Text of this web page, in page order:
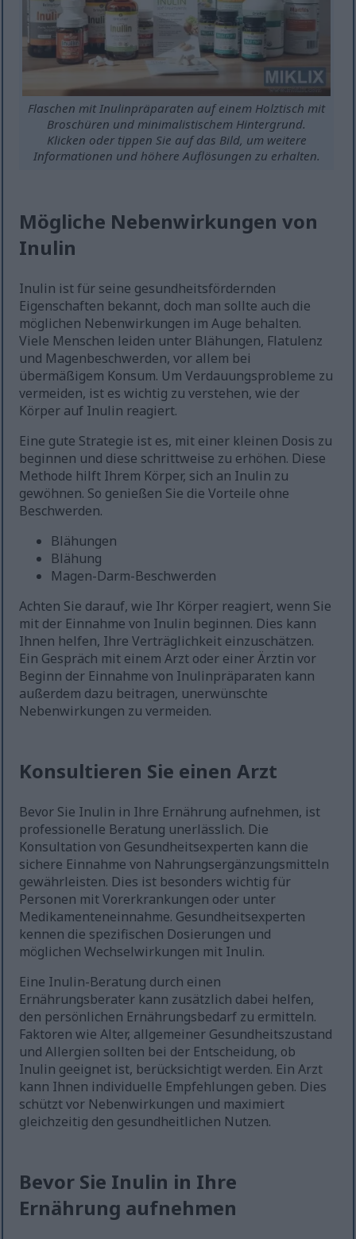
Flaschen mit Inulinpräparaten auf einem Holztisch mit
Broschüren und minimalistischem Hintergrund.
Klicken oder tippen Sie auf das Bild, um weitere
Informationen und höhere Auflösungen zu erhalten.
Mögliche Nebenwirkungen von
Inulin
Inulin ist für seine gesundheitsfördernden
Eigenschaften bekannt, doch man sollte auch die
möglichen Nebenwirkungen im Auge behalten.
Viele Menschen leiden unter Blähungen, Flatulenz
und Magenbeschwerden, vor allem bei
übermäßigem Konsum. Um Verdauungsprobleme zu
vermeiden, ist es wichtig zu verstehen, wie der
Körper auf Inulin reagiert.
Eine gute Strategie ist es, mit einer kleinen Dosis zu
beginnen und diese schrittweise zu erhöhen. Diese
Methode hilft Ihrem Körper, sich an Inulin zu
gewöhnen. So genießen Sie die Vorteile ohne
Beschwerden.
Blähungen
Blähung
Magen-Darm-Beschwerden
Achten Sie darauf, wie Ihr Körper reagiert, wenn Sie
mit der Einnahme von Inulin beginnen. Dies kann
Ihnen helfen, Ihre Verträglichkeit einzuschätzen.
Ein Gespräch mit einem Arzt oder einer Ärztin vor
Beginn der Einnahme von Inulinpräparaten kann
außerdem dazu beitragen, unerwünschte
Nebenwirkungen zu vermeiden.
Konsultieren Sie einen Arzt
Bevor Sie Inulin in Ihre Ernährung aufnehmen, ist
professionelle Beratung unerlässlich. Die
Konsultation von Gesundheitsexperten kann die
sichere Einnahme von Nahrungsergänzungsmitteln
gewährleisten. Dies ist besonders wichtig für
Personen mit Vorerkrankungen oder unter
Medikamenteneinnahme. Gesundheitsexperten
kennen die spezifischen Dosierungen und
möglichen Wechselwirkungen mit Inulin.
Eine Inulin-Beratung durch einen
Ernährungsberater kann zusätzlich dabei helfen,
den persönlichen Ernährungsbedarf zu ermitteln.
Faktoren wie Alter, allgemeiner Gesundheitszustand
und Allergien sollten bei der Entscheidung, ob
Inulin geeignet ist, berücksichtigt werden. Ein Arzt
kann Ihnen individuelle Empfehlungen geben. Dies
schützt vor Nebenwirkungen und maximiert
gleichzeitig den gesundheitlichen Nutzen.
Bevor Sie Inulin in Ihre
Ernährung aufnehmen